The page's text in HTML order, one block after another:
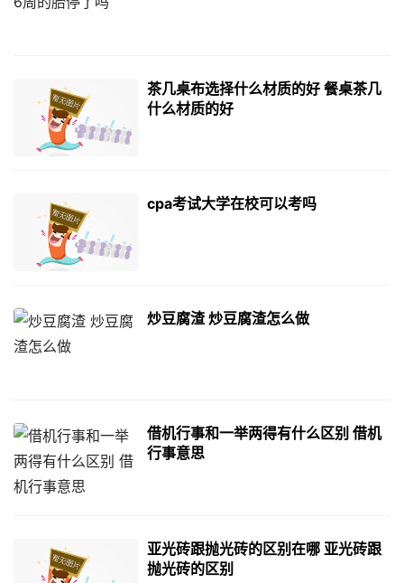
茶几桌布选择什么材质的好 餐桌茶几
什么材质的好
cpa考试大学在校可以考吗
炒豆腐渣 炒豆腐渣怎么做
借机行事和一举两得有什么区别 借机
行事意思
亚光砖跟抛光砖的区别在哪 亚光砖跟
抛光砖的区别